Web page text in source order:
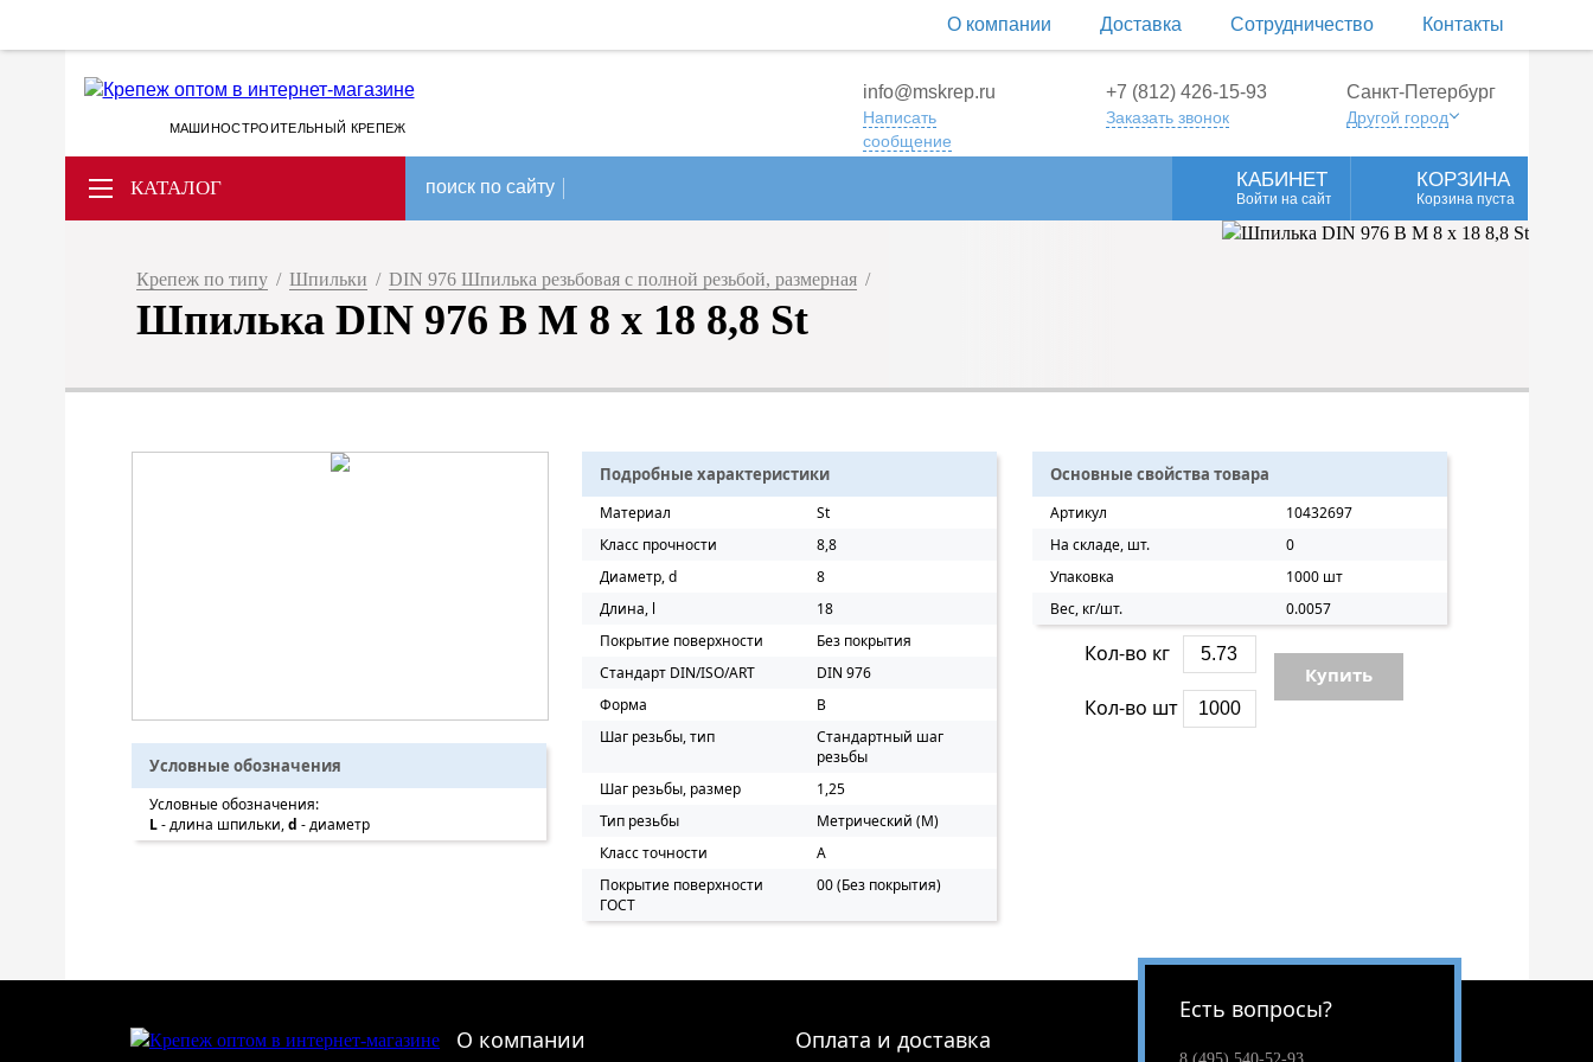
О компании Доставка Сотрудничество Контакты
МАШИНОСТРОИТЕЛЬНЫЙ КРЕПЕЖ
info@mskrep.ru
Написать
сообщение
+7 (812) 426-15-93
Заказать звонок
Санкт-Петербург
Другой город
КАТАЛОГ поиск по сайту КАБИНЕТ
Войти на сайт
КОРЗИНА
Корзина пуста
Крепеж по типу / Шпильки / DIN 976 Шпилька резьбовая с полной резьбой, размерная /
Шпилька DIN 976 B M 8 х 18 8,8 St
Условные обозначения
Условные обозначения:
L- длина шпильки,d - диаметр
Подробные характеристики
Материал
St
Класс прочности
8,8
Диаметр, d
8
Длина, l
18
Покрытие поверхности
Без покрытия
Стандарт DIN/ISO/ART
DIN 976
Форма
B
Шаг резьбы, тип
Стандартный шаг
резьбы
Шаг резьбы, размер
1,25
Тип резьбы
Метрический (M)
Класс точности
A
Покрытие поверхности
ГОСТ
00 (Без покрытия)
Основные свойства товара
Артикул
10432697
На складе, шт.
0
Упаковка
1000 шт
Вес, кг/шт.
0.0057
Кол-во кг
Кол-во шт
Купить
О компании Оплата и доставка
Есть вопросы?